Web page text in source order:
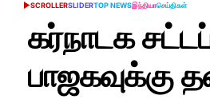
POSTED
SCROLLERSLIDERTOP NEWSஇந்தியாசெய்திகள்
கர்நாடக
பாஜகவுக்கு